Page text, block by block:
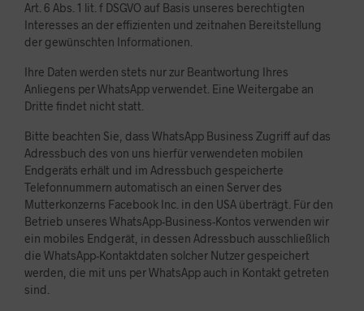
Art. 6 Abs. 1 lit. f DSGVO auf Basis unseres berechtigten
Interesses an der effizienten und zeitnahen Bereitstellung
der gewünschten Informationen.
Ihre Daten werden stets nur zur Beantwortung Ihres
Anliegens per WhatsApp verwendet. Eine Weitergabe an
Dritte findet nicht statt.
Bitte beachten Sie, dass WhatsApp Business Zugriff auf das
Adressbuch des von uns hierfür verwendeten mobilen
Endgeräts erhält und im Adressbuch gespeicherte
Telefonnummern automatisch an einen Server des
Mutterkonzerns Facebook Inc. in den USA überträgt. Für den
Betrieb unseres WhatsApp-Business-Kontos verwenden wir
ein mobiles Endgerät, in dessen Adressbuch ausschließlich
die WhatsApp-Kontaktdaten solcher Nutzer gespeichert
werden, die mit uns per WhatsApp auch in Kontakt getreten
sind.